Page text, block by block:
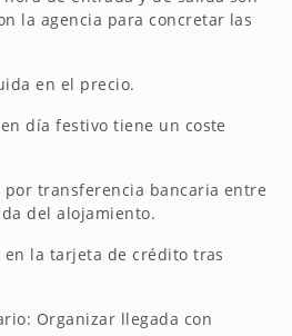
la agencia para concretar las
en el precio.
día festivo tiene un coste
por transferencia bancaria entre
del alojamiento.
en la tarjeta de crédito tras
Organizar llegada con